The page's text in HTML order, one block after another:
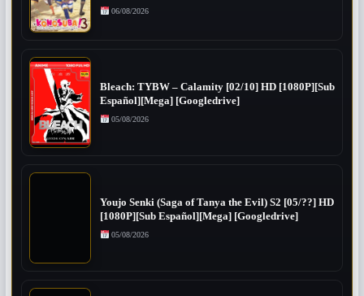
06/08/2026
Bleach: TYBW – Calamity [02/10] HD [1080P][Sub
Español][Mega] [Googledrive]
05/08/2026
Youjo Senki (Saga of Tanya the Evil) S2 [05/??] HD
[1080P][Sub Español][Mega] [Googledrive]
05/08/2026